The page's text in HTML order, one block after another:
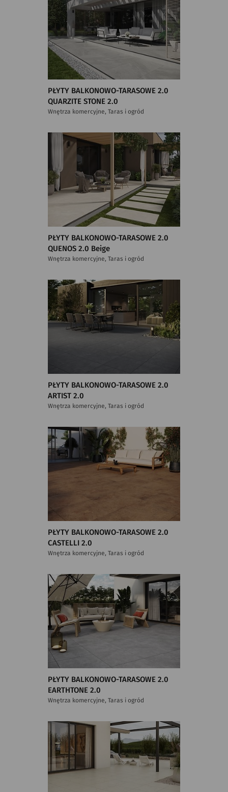
PŁYTY BALKONOWO-TARASOWE 2.0
QUARZITE STONE 2.0
Wnętrza komercyjne, Taras i ogród
PŁYTY BALKONOWO-TARASOWE 2.0
QUENOS 2.0 Beige
Wnętrza komercyjne, Taras i ogród
PŁYTY BALKONOWO-TARASOWE 2.0
ARTIST 2.0
Wnętrza komercyjne, Taras i ogród
PŁYTY BALKONOWO-TARASOWE 2.0
CASTELLI 2.0
Wnętrza komercyjne, Taras i ogród
PŁYTY BALKONOWO-TARASOWE 2.0
EARTHTONE 2.0
Wnętrza komercyjne, Taras i ogród